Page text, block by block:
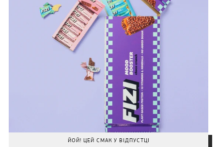
ЙОЙ! ЦЕЙ СМАК У ВІДПУСТЦІ